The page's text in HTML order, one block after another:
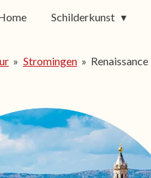
Schilderkunst
» Stromingen » Renaissance